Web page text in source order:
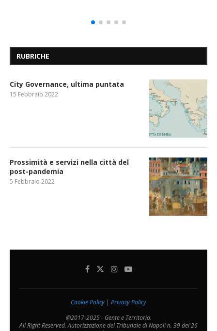
RUBRICHE
City Governance, ultima puntata
15 Febbraio 2022
Prossimità e servizi nella città del
post-pandemia
5 Febbraio 2022
Cookie Policy | Privacy Policy
@2017-2025 - Gente e Territorio.
All Right Reserved. Autorizzazione del Tribunale di Napoli n. 39 del 26